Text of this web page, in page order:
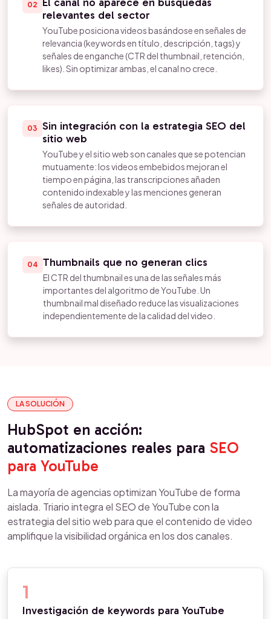
02
relevantes del sector
YouTube posiciona videos basándose en señales de
relevancia (keywords en título, descripción, tags) y
señales de enganche (CTR del thumbnail, retención,
likes). Sin optimizar ambas, el canal no crece.
03 Sin integración con la estrategia SEO del
sitio web
YouTube y el sitio web son canales que se potencian
mutuamente: los videos embebidos mejoran el
tiempo en página, las transcripciones añaden
contenido indexable y las menciones generan
señales de autoridad.
04 Thumbnails que no generan clics
El CTR del thumbnail es una de las señales más
importantes del algoritmo de YouTube. Un
thumbnail mal diseñado reduce las visualizaciones
independientemente de la calidad del video.
LA SOLUCIÓN
HubSpot en acción:
automatizaciones reales para SEO
para YouTube
La mayoría de agencias optimizan YouTube de forma
aislada. Triario integra el SEO de YouTube con la
estrategia del sitio web para que el contenido de video
amplifique la visibilidad orgánica en los dos canales.
1
Investigación de keywords para YouTube